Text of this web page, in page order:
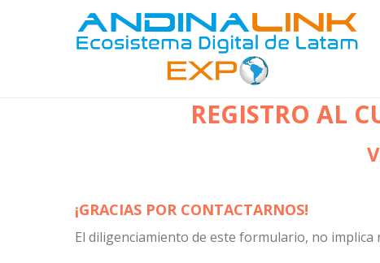
REGISTRO AL
¡GRACIAS POR CONTACTARNOS!
El diligenciamiento de este formulario, no